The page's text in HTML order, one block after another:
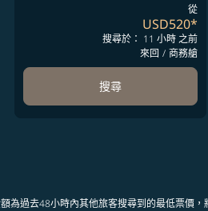
從
USD520*
搜尋於： 11 小時 之前
來回 / 商務艙
搜尋
為過去48小時內其他旅客搜尋到的最低票價